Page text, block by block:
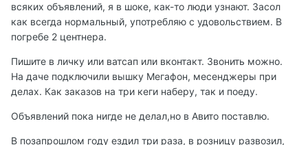
всяких объявлений, я в шоке, как-то люди узнают. Засол
как всегда нормальный, употребляю с удовольствием. В
погребе 2 центнера.
Пишите в личку или ватсап или вконтакт. Звонить можно.
На даче подключили вышку Мегафон, месенджеры при
делах. Как заказов на три кеги наберу, так и поеду.
Объявлений пока нигде не делал,но в Авито поставлю.
В позапрошлом году ездил три раза, в розницу развозил,